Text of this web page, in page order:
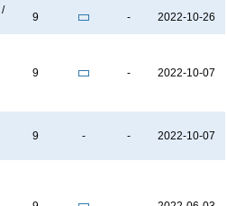
/
9 - 2022-10-26
9 - 2022-10-07
9 - - 2022-10-07